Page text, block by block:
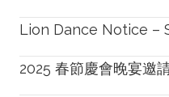
Lion Dance Notice –
2025 春節慶會晚宴邀